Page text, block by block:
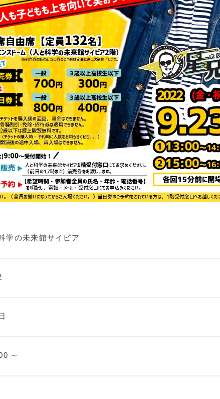
学の未来館サイピア
～